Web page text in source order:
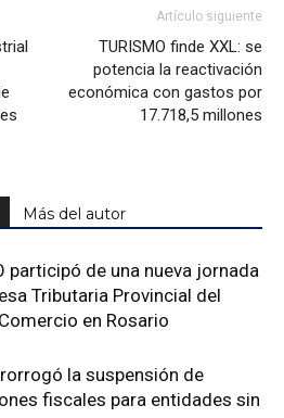
Artículo siguiente
TURISMO finde XXL: se
potencia la reactivación
económica con gastos por
17.718,5 millones
Más del autor
participó de una nueva jornada
Tributaria Provincial del
en Rosario
la suspensión de
fiscales para entidades sin